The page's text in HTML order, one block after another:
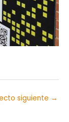
siguiente →